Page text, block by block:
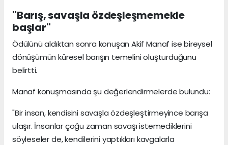
"Barış, savaşla özdeşleşmemekle
başlar"
Ödülünü aldıktan sonra konuşan Akif Manaf ise bireysel
dönüşümün küresel barışın temelini oluşturduğunu
belirtti.
Manaf konuşmasında şu değerlendirmelerde bulundu:
"Bir insan, kendisini savaşla özdeşleştirmeyince barışa
ulaşır. İnsanlar çoğu zaman savaşı istemediklerini
söyleseler de, kendilerini yaptıkları kavgalarla